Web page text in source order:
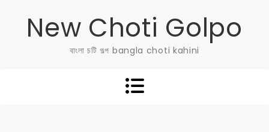
New Choti Golpo
বাংলা চটি গল্প bangla choti kahini